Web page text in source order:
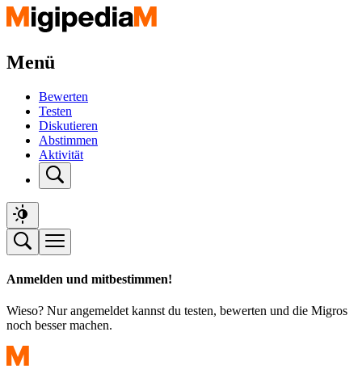
Menü
Bewerten
Testen
Diskutieren
Abstimmen
Aktivität
Anmelden und mitbestimmen!
Wieso? Nur angemeldet kannst du testen, bewerten und die Migros
noch besser machen.